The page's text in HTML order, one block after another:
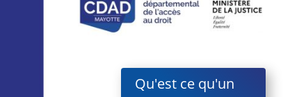
Qu'est ce qu'un